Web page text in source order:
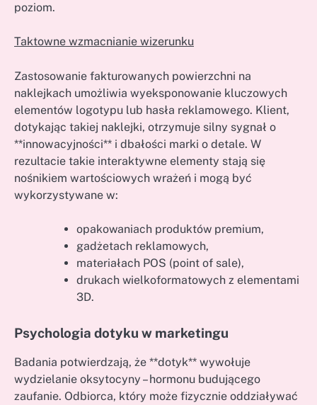
poziom.
Taktowne wzmacnianie wizerunku
Zastosowanie fakturowanych powierzchni na
naklejkach umożliwia wyeksponowanie kluczowych
elementów logotypu lub hasła reklamowego. Klient,
dotykając takiej naklejki, otrzymuje silny sygnał o
**innowacyjności** i dbałości marki o detale. W
rezultacie takie interaktywne elementy stają się
nośnikiem wartościowych wrażeń i mogą być
wykorzystywane w:
opakowaniach produktów premium,
gadżetach reklamowych,
materiałach POS (point of sale),
drukach wielkoformatowych z elementami
3D.
Psychologia dotyku w marketingu
Badania potwierdzają, że **dotyk** wywołuje
wydzielanie oksytocyny – hormonu budującego
zaufanie. Odbiorca, który może fizycznie oddziaływać